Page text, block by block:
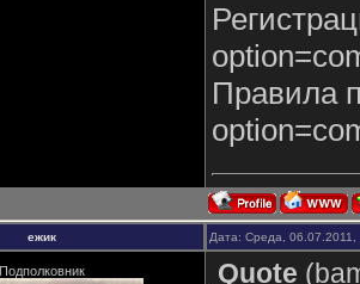
Правила
ежик Дата: Среда,
Подполковник Quote (